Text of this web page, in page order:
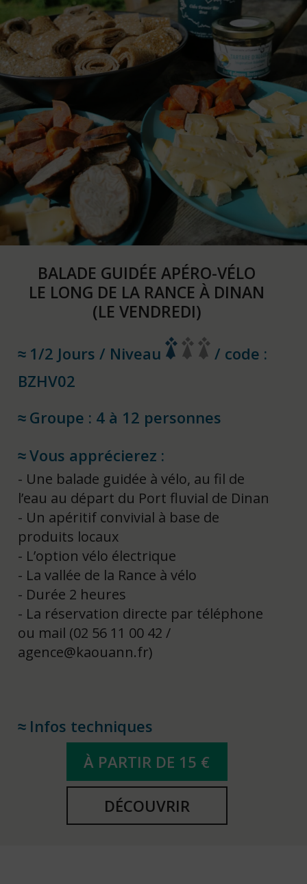
BALADE GUIDÉE APÉRO-VÉLO
LE LONG DE LA RANCE À DINAN
(LE VENDREDI)
1/2 Jours / Niveau
/ code :
BZHV02
Groupe : 4 à 12 personnes
Vous apprécierez :
Une balade guidée à vélo, au fil de
l’eau au départ du Port fluvial de Dinan
Un apéritif convivial à base de
produits locaux
L’option vélo électrique
La vallée de la Rance à vélo
Durée 2 heures
La réservation directe par téléphone
ou mail (02 56 11 00 42 /
agence@kaouann.fr)
Infos techniques
À PARTIR DE 15 €
DÉCOUVRIR